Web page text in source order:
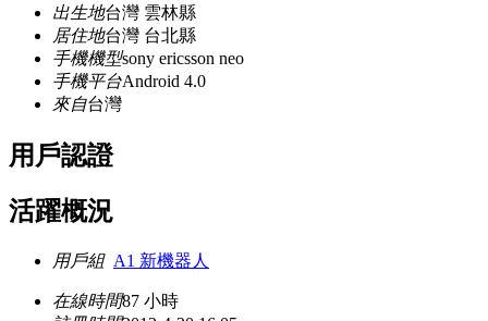
出生地台灣 雲林縣
居住地台灣 台北縣
手機機型sony ericsson neo
手機平台Android 4.0
來自台灣
用戶認證
活躍概況
用戶組 A1 新機器人
在線時間87 小時